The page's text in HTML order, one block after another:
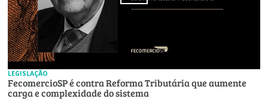
LEGISLAÇÃO
FecomercioSP é contra Reforma Tributária que aumente
carga e complexidade do sistema